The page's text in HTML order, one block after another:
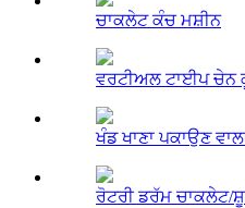
ਚਾਕਲੇਟ ਕੰਚ ਮਸ਼ੀਨ
ਵਰਟੀਅਲ ਟਾਈਪ ਚੇਨ
ਖੰਡ ਖਾਣਾ ਪਕਾਉਣ
ਰੋਟਰੀ ਡਰੱਮ ਚਾਕਲੇਟ/